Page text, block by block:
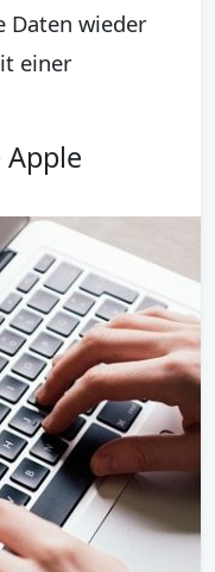
Daten wieder
einer